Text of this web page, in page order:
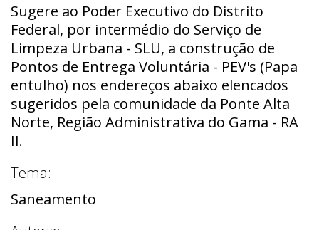
Sugere ao Poder Executivo do Distrito
Federal, por intermédio do Serviço de
Limpeza Urbana - SLU, a construção de
Pontos de Entrega Voluntária - PEV's (Papa
entulho) nos endereços abaixo elencados
sugeridos pela comunidade da Ponte Alta
Norte, Região Administrativa do Gama - RA
II.
Tema:
Saneamento